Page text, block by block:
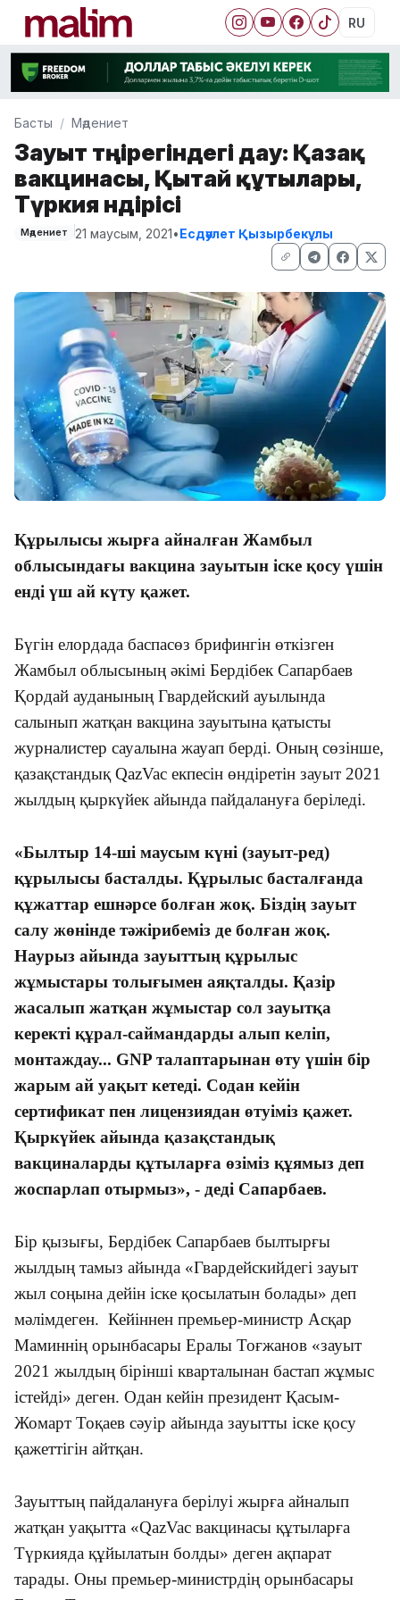
RU
Басты Мәдениет
Зауыт төңірегіндегі дау: Қазақ
вакцинасы, Қытай құтылары,
Түркия өндірісі
Мәдениет 21 маусым, 2021•Есдәулет Қызырбекұлы
Құрылысы жырға айналған Жамбыл
облысындағы вакцина зауытын іске қосу үшін
енді үш ай күту қажет.
Бүгін елордада баспасөз брифингін өткізген
Жамбыл облысының әкімі Бердібек Сапарбаев
Қордай ауданының Гвардейский ауылында
салынып жатқан вакцина зауытына қатысты
журналистер сауалына жауап берді. Оның сөзінше,
қазақстандық QazVac екпесін өндіретін зауыт 2021
жылдың қыркүйек айында пайдалануға беріледі.
«Былтыр 14-ші маусым күні (зауыт-ред)
құрылысы басталды. Құрылыс басталғанда
құжаттар ешнәрсе болған жоқ. Біздің зауыт
салу жөнінде тәжірибеміз де болған жоқ.
Наурыз айында зауыттың құрылыс
жұмыстары толығымен аяқталды. Қазір
жасалып жатқан жұмыстар сол зауытқа
керекті құрал-саймандарды алып келіп,
монтаждау... GNP талаптарынан өту үшін бір
жарым ай уақыт кетеді. Содан кейін
сертификат пен лицензиядан өтуіміз қажет.
Қыркүйек айында қазақстандық
вакциналарды құтыларға өзіміз құямыз деп
жоспарлап отырмыз», - деді Сапарбаев.
Бір қызығы, Бердібек Сапарбаев былтырғы
жылдың тамыз айында «Гвардейскийдегі зауыт
жыл соңына дейін іске қосылатын болады» деп
мәлімдеген. Кейіннен премьер-министр Асқар
Маминнің орынбасары Ералы Тоғжанов «зауыт
2021 жылдың бірінші кварталынан бастап жұмыс
істейді» деген. Одан кейін президент Қасым-
Жомарт Тоқаев сәуір айында зауытты іске қосу
қажеттігін айтқан.
Зауыттың пайдалануға берілуі жырға айналып
жатқан уақытта «QazVac вакцинасы құтыларға
Түркияда құйылатын болды» деген ақпарат
тарады. Оны премьер-министрдің орынбасары